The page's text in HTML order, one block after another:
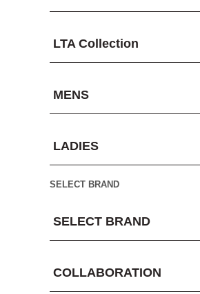
LTA Collection
MENS
LADIES
SELECT BRAND
SELECT BRAND
COLLABORATION